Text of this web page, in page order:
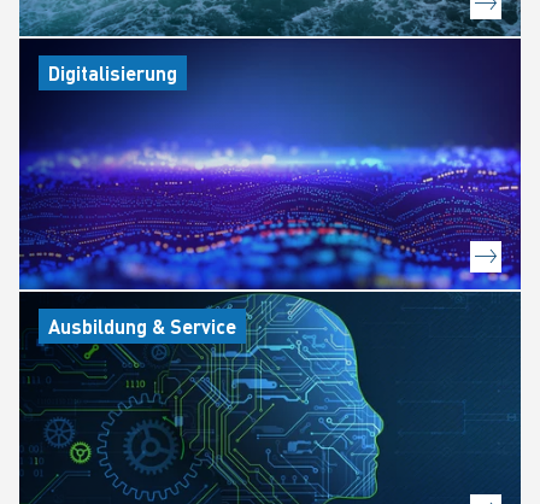
Digitalisierung
Ausbildung & Service